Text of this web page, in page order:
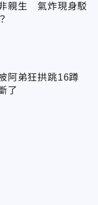
親生 氣炸現身駁
阿弟狂拱跳16蹲
了